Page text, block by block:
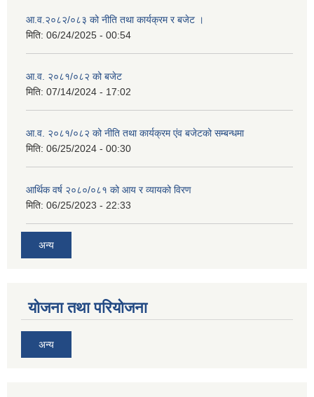
आ.व.२०८२/०८३ को नीति तथा कार्यक्रम र बजेट ।
मिति: 06/24/2025 - 00:54
आ.व. २०८१/०८२ को बजेट
मिति: 07/14/2024 - 17:02
आ.व. २०८१/०८२ को नीति तथा कार्यक्रम एंव बजेटको सम्बन्धमा
मिति: 06/25/2024 - 00:30
आर्थिक वर्ष २०८०/०८१ को आय र व्यायको विरण
मिति: 06/25/2023 - 22:33
अन्य
योजना तथा परियोजना
अन्य